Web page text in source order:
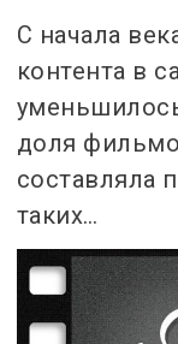
С начала
контента в
доля
составляла
таких…